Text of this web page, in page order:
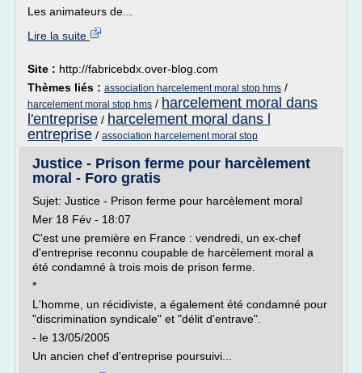
Les animateurs de...
Lire la suite
Site : http://fabricebdx.over-blog.com
Thèmes liés : association harcelement moral stop hms /
harcelement moral stop hms / harcelement moral dans
l'entreprise / harcelement moral dans l
entreprise / association harcelement moral stop
Justice - Prison ferme pour harcèlement
moral - Foro gratis
Sujet: Justice - Prison ferme pour harcèlement moral
Mer 18 Fév - 18:07
C'est une première en France : vendredi, un ex-chef
d'entreprise reconnu coupable de harcèlement moral a
été condamné à trois mois de prison ferme.
*
L'homme, un récidiviste, a également été condamné pour
"discrimination syndicale" et "délit d'entrave".
- le 13/05/2005
Un ancien chef d'entreprise poursuivi...